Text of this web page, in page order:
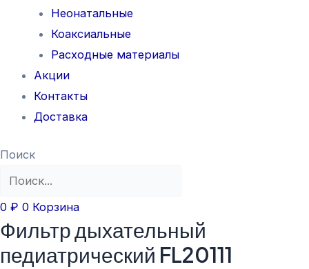
Неонатальные
Коаксиальные
Расходные материалы
Акции
Контакты
Доставка
Поиск
0 ₽ 0 Корзина
Фильтр дыхательный
педиатрический FL20111